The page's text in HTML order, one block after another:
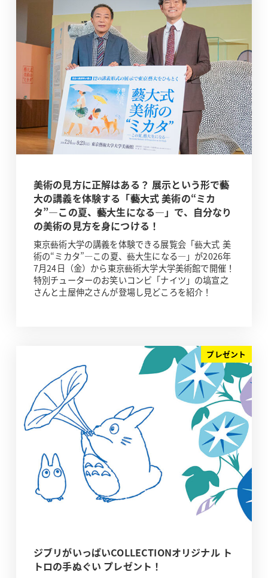
美術の見方に正解はある？ 展示という形で藝
大の講義を体験する「藝大式 美術の“ミカ
タ”―この夏、藝大生になる―」で、自分なり
の美術の見方を身につける！
東京藝術大学の講義を体験できる展覧会「藝大式 美
術の“ミカタ”―この夏、藝大生になる―」が2026年
7月24日（金）から東京藝術大学大学美術館で開催！
特別チューターのお笑いコンビ「ナイツ」の塙宣之
さんと土屋伸之さんが登場し見どころを紹介！
プレゼント
ジブリがいっぱいCOLLECTIONオリジナル ト
トロの手ぬぐい プレゼント！